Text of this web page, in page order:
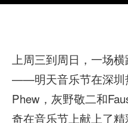
上周三到周日，一场
——明天音乐节在深圳
Phew，灰野敬二和
奇在音乐节上献上了